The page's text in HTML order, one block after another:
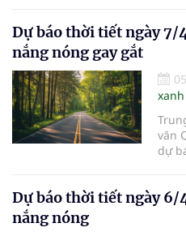
Dự báo thời tiết ngày 7/
nắng nóng gay gắt
xanh
văn
dự
Dự báo thời tiết ngày 6/
nắng nóng